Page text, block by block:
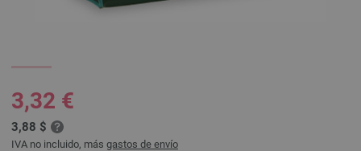
3,32 €
3,88 $
IVA no incluido, más gastos de envío